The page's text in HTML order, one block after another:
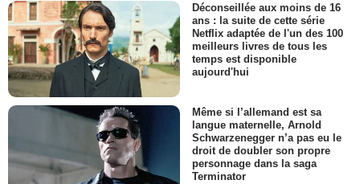
Déconseillée aux moins de 16
ans : la suite de cette série
Netflix adaptée de l'un des 100
meilleurs livres de tous les
temps est disponible
aujourd'hui
Même si l’allemand est sa
langue maternelle, Arnold
Schwarzenegger n’a pas eu le
droit de doubler son propre
personnage dans la saga
Terminator